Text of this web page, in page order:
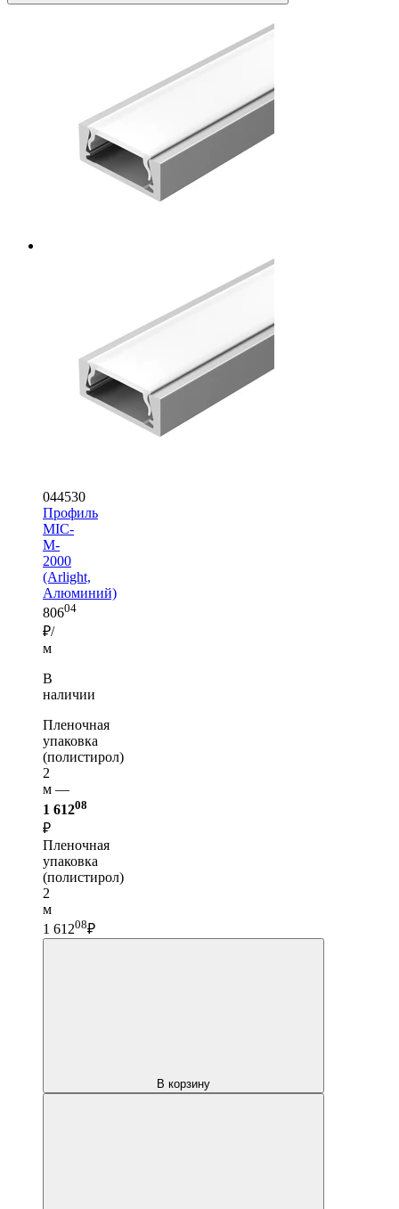
044530
Профиль
MIC-
M-
2000
(Arlight,
Алюминий)
80604
₽/
м
В
наличии
Пленочная
упаковка
(полистирол)
2
м —
1 61208
₽
Пленочная
упаковка
(полистирол)
2
м
1 61208₽
В корзину